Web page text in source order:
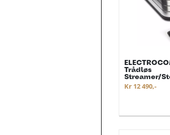
Trådløs
Streamer/
Kr 12 490,-